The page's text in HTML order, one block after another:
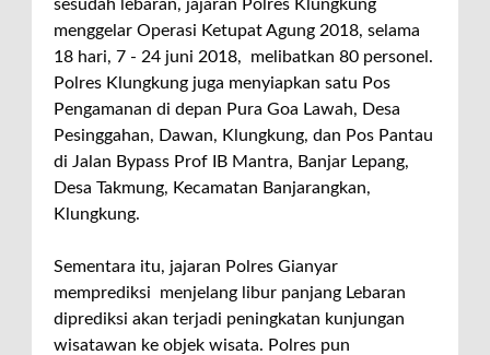
sesudah lebaran, jajaran Polres Klungkung
menggelar Operasi Ketupat Agung 2018, selama
18 hari, 7 - 24 juni 2018, melibatkan 80 personel.
Polres Klungkung juga menyiapkan satu Pos
Pengamanan di depan Pura Goa Lawah, Desa
Pesinggahan, Dawan, Klungkung, dan Pos Pantau
di Jalan Bypass Prof IB Mantra, Banjar Lepang,
Desa Takmung, Kecamatan Banjarangkan,
Klungkung.
Sementara itu, jajaran Polres Gianyar
memprediksi menjelang libur panjang Lebaran
diprediksi akan terjadi peningkatan kunjungan
wisatawan ke objek wisata. Polres pun